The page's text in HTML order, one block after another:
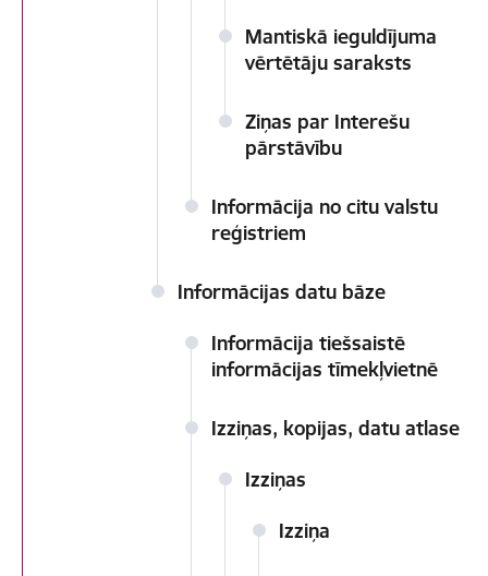
Mantiskā ieguldījuma
vērtētāju saraksts
Ziņas par Interešu
pārstāvību
Informācija no citu valstu
reģistriem
Informācijas datu bāze
Informācija tiešsaistē
informācijas tīmekļvietnē
Izziņas, kopijas, datu atlase
Izziņas
Izziņa